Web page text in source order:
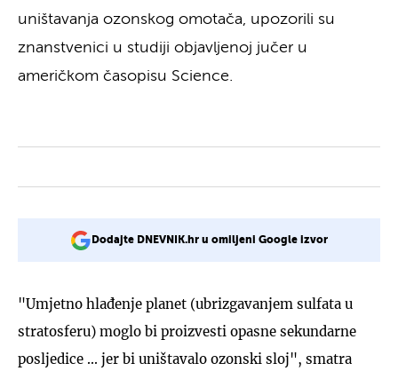
uništavanja ozonskog omotača, upozorili su
znanstvenici u studiji objavljenoj jučer u
američkom časopisu Science.
Dodajte DNEVNIK.hr u omiljeni Google izvor
"Umjetno hlađenje planet (ubrizgavanjem sulfata u
stratosferu) moglo bi proizvesti opasne sekundarne
posljedice ... jer bi uništavalo ozonski sloj", smatra